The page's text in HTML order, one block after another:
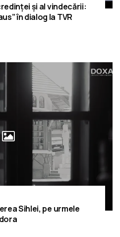
și al vindecării:
în dialog la TVR
Sihlei, pe urmele